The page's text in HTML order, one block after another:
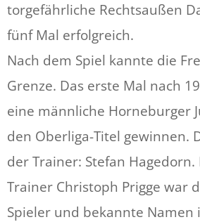
torgefährliche Rechtsaußen
fünf Mal erfolgreich.
Nach dem Spiel kannte die
Grenze. Das erste Mal nach
eine männliche Horneburger
den Oberliga-Titel gewinnen.
der Trainer: Stefan Hagedorn.
Trainer Christoph Prigge war
Spieler und bekannte Namen